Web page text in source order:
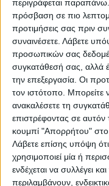
περιγράφεται
πρόσβαση σε πιο
προτιμήσεις σας πριν
συναινέσετε. Λάβετε
προσωπικών σας
συγκατάθεσή σας, αλλά
την επεξεργασία. Οι
τον ιστότοπο. Μπορείτε
ανακαλέσετε τη
επιστρέφοντας σε αυτόν
κουμπί "Απορρήτου" στο
Λάβετε επίσης υπόψη
χρησιμοποιεί μία ή
ενδέχεται να συλλέγει
περιλαμβάνουν,
πολυνομοσχεδίου, η
συγκεκριμένα,
Υβριδικά & Plug-in
Χάνουν την έκπτωση
πέφτει στο 50%,
Τέλος Ταξινόμησης
να αυξήσει την
Υβριδικά με ρύπους
επηρεάζονται,
50%.
Υπό επανεξέταση